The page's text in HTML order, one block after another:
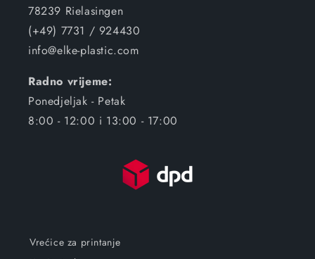
78239 Rielasingen
(+49) 7731 / 924430
info@elke-plastic.com
Radno vrijeme:
Ponedjeljak - Petak
8:00 - 12:00 i 13:00 - 17:00
Vrećice za printanje